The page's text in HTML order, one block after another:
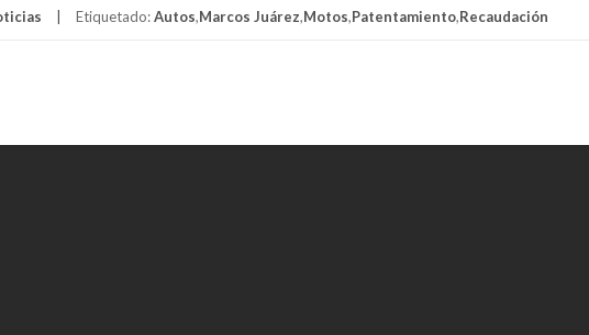
Etiquetado:Autos,Marcos Juárez,Motos,Patentamiento,Recaudación